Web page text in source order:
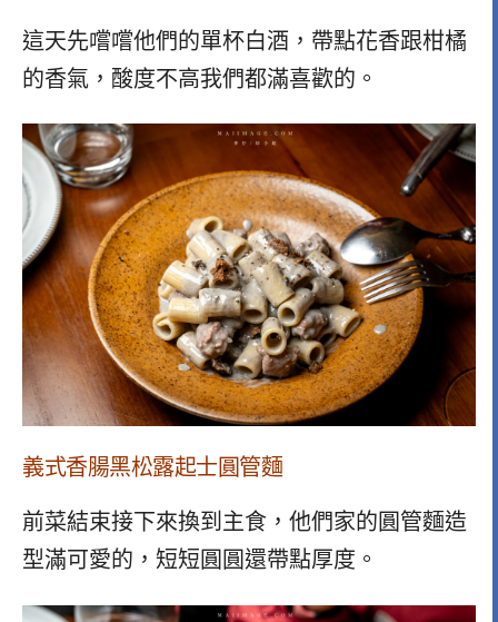
這天先嚐嚐他們的單杯白酒，帶點花香跟柑橘
的香氣，酸度不高我們都滿喜歡的。
義式香腸黑松露起士圓管麵
前菜結束接下來換到主食，他們家的圓管麵造
型滿可愛的，短短圓圓還帶點厚度。